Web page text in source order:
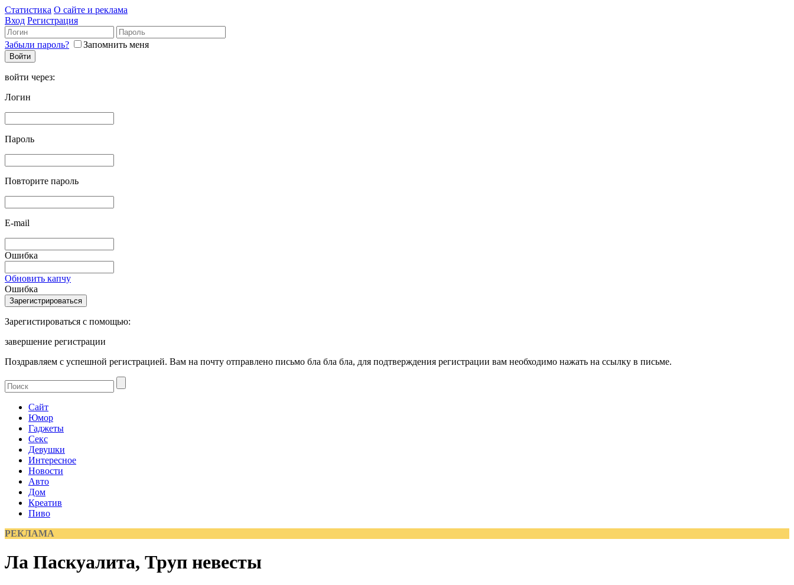
Статистика О сайте и реклама
Вход Регистрация
Забыли пароль? Запомнить меня
войти через:
Логин
Пароль
Повторите пароль
E-mail
Ошибка
Обновить капчу
Ошибка
Зарегистироваться с помощью:
завершение регистрации
Поздравляем с успешной регистрацией. Вам на почту отправлено письмо бла бла бла, для подтверждения регистрации вам необходимо нажать на ссылку в письме.
Сайт
Юмор
Гаджеты
Секс
Девушки
Интересное
Новости
Авто
Дом
Креатив
Пиво
РЕКЛАМА
Ла Паскуалита, Труп невесты